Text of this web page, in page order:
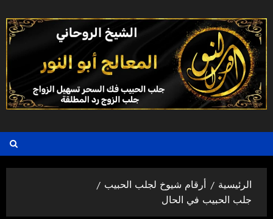
إلى
المحتوى
الرئيسية
أرقام شيوخ لجلب الحبيب
جلب الحبيب في الحال